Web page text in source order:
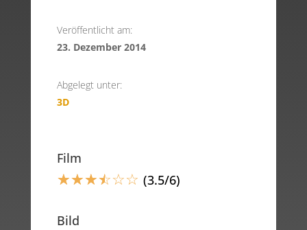
Veröffentlicht am:
23. Dezember 2014
Abgelegt unter:
3D
Film
☆☆☆☆☆☆ (3.5/6)
Bild